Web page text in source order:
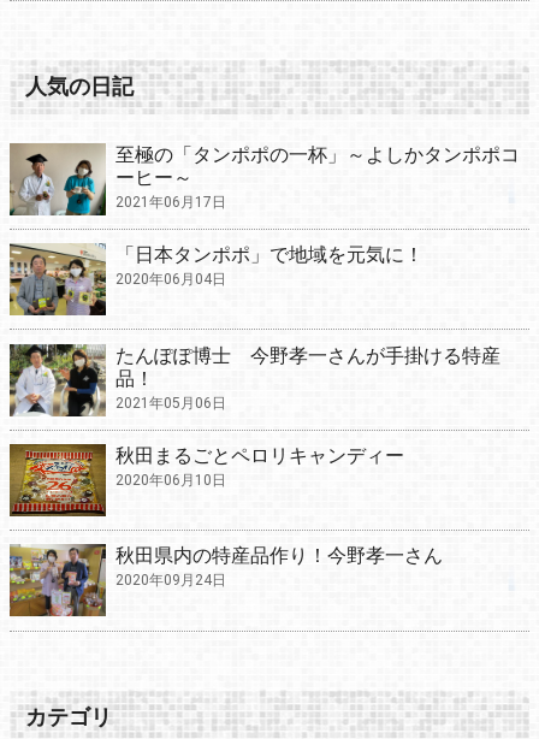
人気の日記
至極の「タンポポの一杯」～よしかタンポポコ
ーヒー～
2021年06月17日
「日本タンポポ」で地域を元気に！
2020年06月04日
たんぽぽ博士 今野孝一さんが手掛ける特産
品！
2021年05月06日
秋田まるごとペロリキャンディー
2020年06月10日
秋田県内の特産品作り！今野孝一さん
2020年09月24日
カテゴリ